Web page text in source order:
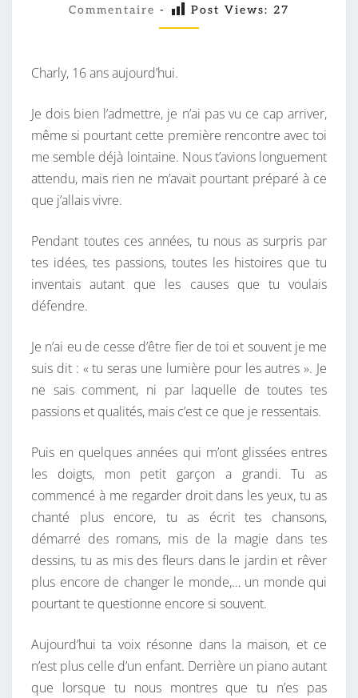
N
S
M
E
Commentaire - Post Views: 27
Charly, 16 ans aujourd’hui.
Je dois bien l’admettre, je n’ai pas vu ce cap arriver,
même si pourtant cette première rencontre avec toi
me semble déjà lointaine. Nous t’avions longuement
attendu, mais rien ne m’avait pourtant préparé à ce
que j’allais vivre.
Pendant toutes ces années, tu nous as surpris par
tes idées, tes passions, toutes les histoires que tu
inventais autant que les causes que tu voulais
défendre.
Je n’ai eu de cesse d’être fier de toi et souvent je me
suis dit : « tu seras une lumière pour les autres ». Je
ne sais comment, ni par laquelle de toutes tes
passions et qualités, mais c’est ce que je ressentais.
Puis en quelques années qui m’ont glissées entres
les doigts, mon petit garçon a grandi. Tu as
commencé à me regarder droit dans les yeux, tu as
chanté plus encore, tu as écrit tes chansons,
démarré des romans, mis de la magie dans tes
dessins, tu as mis des fleurs dans le jardin et rêver
plus encore de changer le monde,… un monde qui
pourtant te questionne encore si souvent.
Aujourd’hui ta voix résonne dans la maison, et ce
n’est plus celle d’un enfant. Derrière un piano autant
que lorsque tu nous montres que tu n’es pas